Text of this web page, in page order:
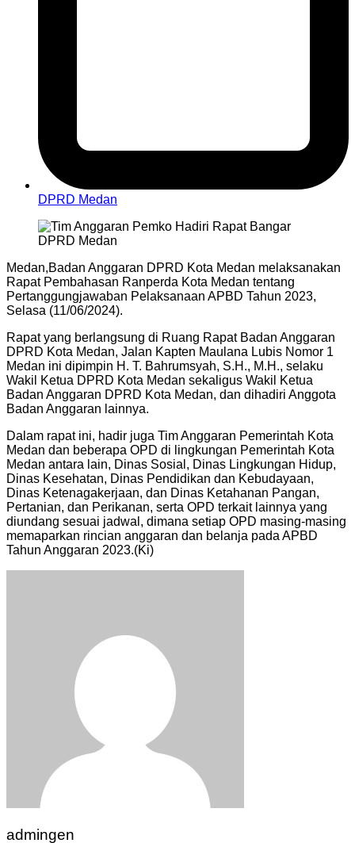
DPRD Medan
Medan,Badan Anggaran DPRD Kota Medan melaksanakan
Rapat Pembahasan Ranperda Kota Medan tentang
Pertanggungjawaban Pelaksanaan APBD Tahun 2023,
Selasa (11/06/2024).
Rapat yang berlangsung di Ruang Rapat Badan Anggaran
DPRD Kota Medan, Jalan Kapten Maulana Lubis Nomor 1
Medan ini dipimpin H. T. Bahrumsyah, S.H., M.H., selaku
Wakil Ketua DPRD Kota Medan sekaligus Wakil Ketua
Badan Anggaran DPRD Kota Medan, dan dihadiri Anggota
Badan Anggaran lainnya.
Dalam rapat ini, hadir juga Tim Anggaran Pemerintah Kota
Medan dan beberapa OPD di lingkungan Pemerintah Kota
Medan antara lain, Dinas Sosial, Dinas Lingkungan Hidup,
Dinas Kesehatan, Dinas Pendidikan dan Kebudayaan,
Dinas Ketenagakerjaan, dan Dinas Ketahanan Pangan,
Pertanian, dan Perikanan, serta OPD terkait lainnya yang
diundang sesuai jadwal, dimana setiap OPD masing-masing
memaparkan rincian anggaran dan belanja pada APBD
Tahun Anggaran 2023.(Ki)
admingen